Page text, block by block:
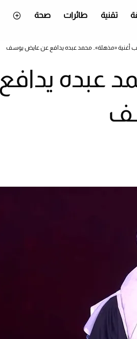
تقنية طائرات صحة
أغنية «مذهلة».. محمد عبده يدافع عن عايض يوسف
عبده يدافع